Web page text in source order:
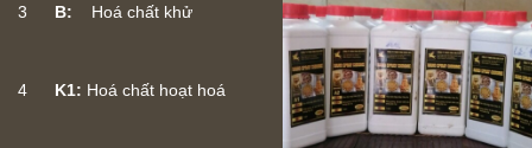
3 B: Hoá chất khử
4 K1: Hoá chất hoạt hoá